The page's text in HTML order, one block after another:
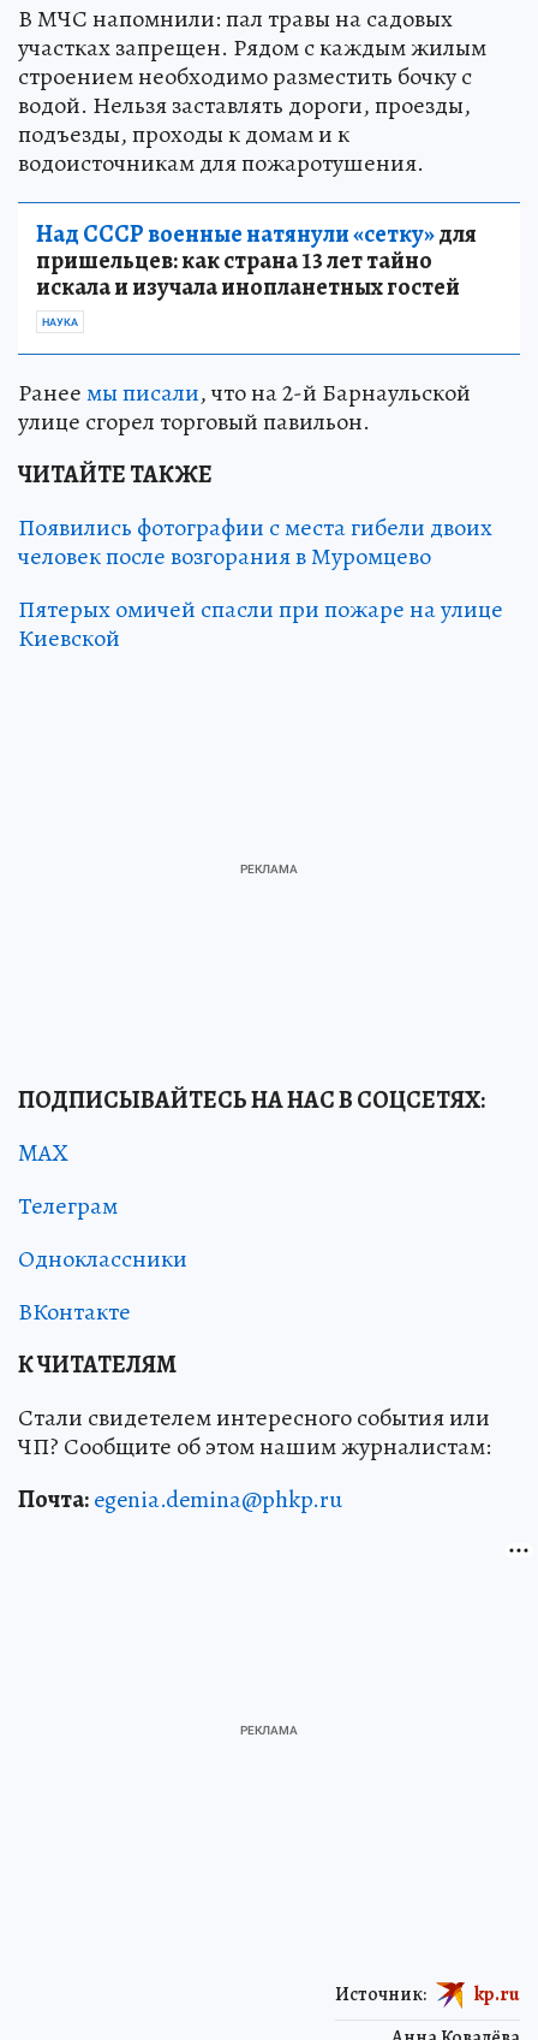
В МЧС напомнили: пал травы на садовых
участках запрещен. Рядом с каждым жилым
строением необходимо разместить бочку с
водой. Нельзя заставлять дороги, проезды,
подъезды, проходы к домам и к
водоисточникам для пожаротушения.
Над СССР военные натянули «сетку»для
пришельцев: как страна 13 лет тайно
искала и изучала инопланетных гостей
НАУКА
Ранеемы писали, что на 2-й Барнаульской
улице сгорел торговый павильон.
ЧИТАЙТЕ ТАКЖЕ
Появились фотографии с места гибели двоих
человек после возгорания в Муромцево
Пятерых омичей спасли при пожаре на улице
Киевской
ПОДПИСЫВАЙТЕСЬ НА НАС В СОЦСЕТЯХ:
MAX
Телеграм
Одноклассники
ВКонтакте
К ЧИТАТЕЛЯМ
Стали свидетелем интересного события или
ЧП? Сообщите об этом нашим журналистам:
Почта:egenia.demina@phkp.ru
Источник: kp.ru